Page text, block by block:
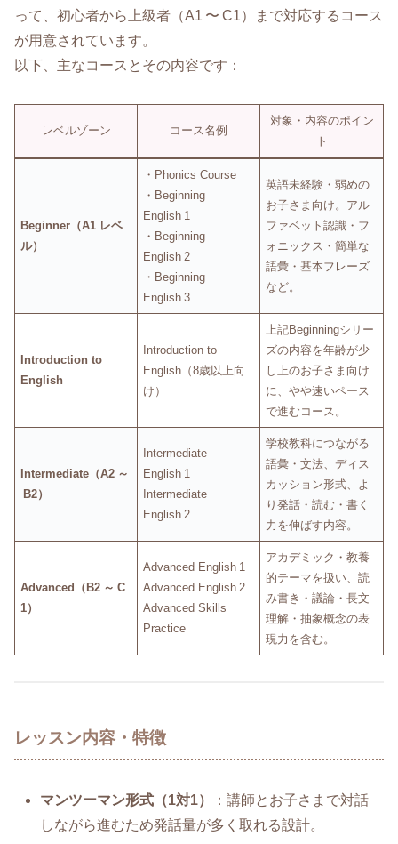
って、初心者から上級者（A1 〜 C1）まで対応するコース
が用意されています。
以下、主なコースとその内容です：
レベルゾーン コース名例
対象・内容のポイン
ト
Beginner（A1 レベ
ル）
・Phonics Course
・Beginning
English 1
・Beginning
English 2
・Beginning
English 3
英語未経験・弱めの
お子さま向け。アル
ファベット認識・フ
ォニックス・簡単な
語彙・基本フレーズ
など。
Introduction to
English
Introduction to
English（8歳以上向
け）
上記Beginningシリー
ズの内容を年齢が少
し上のお子さま向け
に、やや速いペース
で進むコース。
Intermediate（A2 ～
B2）
Intermediate
English 1
Intermediate
English 2
学校教科につながる
語彙・文法、ディス
カッション形式、よ
り発話・読む・書く
力を伸ばす内容。
Advanced（B2 ～ C
1）
Advanced English 1
Advanced English 2
Advanced Skills
Practice
アカデミック・教養
的テーマを扱い、読
み書き・議論・長文
理解・抽象概念の表
現力を含む。
レッスン内容・特徴
マンツーマン形式（1対1）
：講師とお子さまで対話
しながら進むため発話量が多く取れる設計。